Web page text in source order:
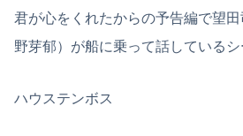
君が心をくれたからの予告編で望
野芽郁）が船に乗って話している
ハウステンボス